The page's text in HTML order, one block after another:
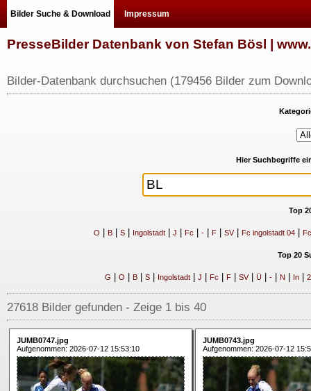
Bilder Suche & Download Impressum
PresseBilder Datenbank von Stefan Bösl |
Bilder-Datenbank durchsuchen (179456 Bilder zum
Hier Suchbegriffe
Top
O B| S| Ingolstadt| J Fc -| F| SV| Fc ingolstadt 04|
Top 20
G O B| S| Ingolstadt| J Fc F| SV| Ü| -| N In| 2
27618 Bilder gefunden - Zeige 1 bis 40
JUMB0747.jpg
Aufgenommen: 2026-07-12 15:53:10
JUMB0743.jpg
Aufgenommen: 2026-07-12